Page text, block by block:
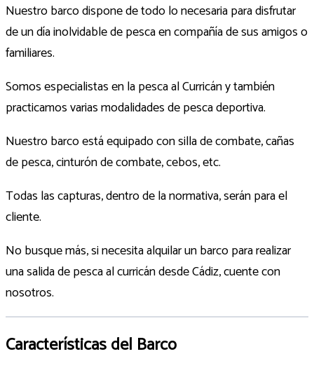
Nuestro barco dispone de todo lo necesaria para disfrutar
de un día inolvidable de pesca en compañía de sus amigos o
familiares.
Somos especialistas en la pesca al Curricán y también
practicamos varias modalidades de pesca deportiva.
Nuestro barco está equipado con silla de combate, cañas
de pesca, cinturón de combate, cebos, etc.
Todas las capturas, dentro de la normativa, serán para el
cliente.
No busque más, si necesita alquilar un barco para realizar
una salida de pesca al curricán desde Cádiz, cuente con
nosotros.
Características del Barco